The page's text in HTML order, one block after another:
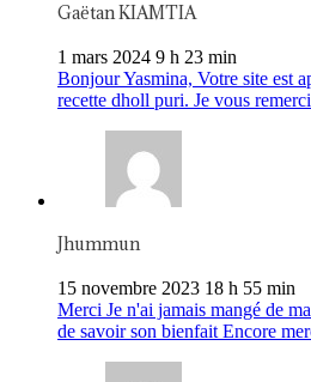
Gaëtan KIAMTIA
1 mars 2024 9 h 23 min
Bonjour Yasmina, Votre site est
recette dholl puri. Je vous
Jhummun
15 novembre 2023 18 h 55 min
Merci Je n'ai jamais mangé de
de savoir son bienfait Encore